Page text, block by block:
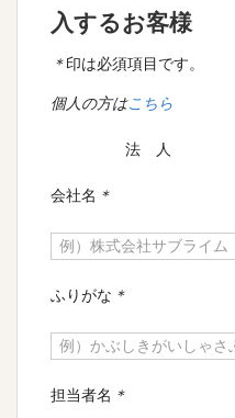
入するお客様
＊印は必須項目です。
個人の方はこちら
法 人
会社名 ＊
ふりがな ＊
担当者名 ＊